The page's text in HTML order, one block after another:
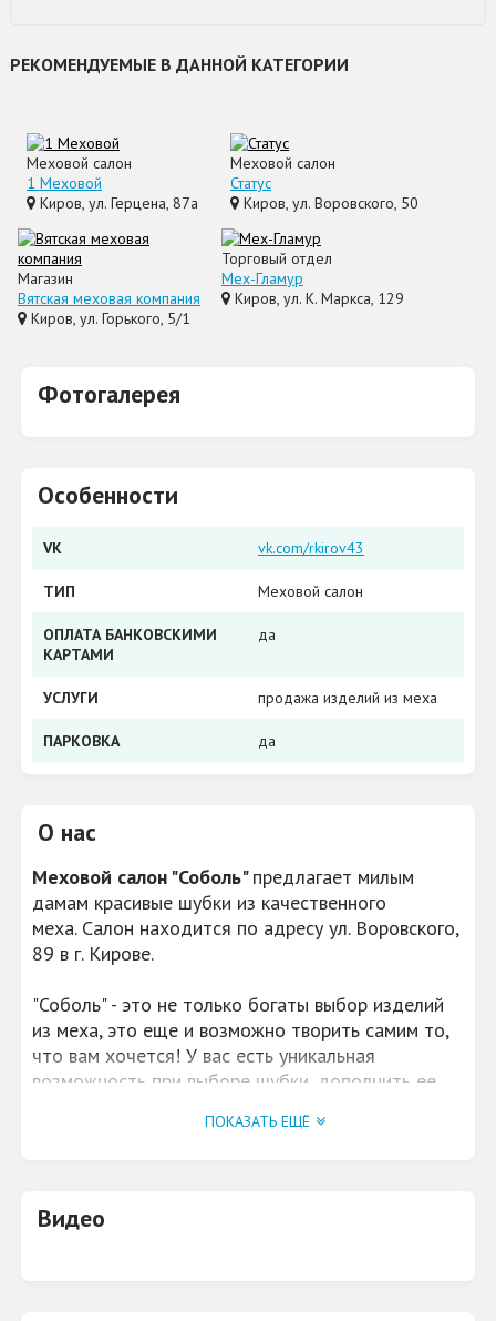
РЕКОМЕНДУЕМЫЕ В ДАННОЙ КАТЕГОРИИ
Меховой салон
1 Меховой
Киров, ул. Герцена, 87а
Меховой салон
Статус
Киров, ул. Воровского, 50
Магазин
Вятская меховая компания
Киров, ул. Горького, 5/1
Торговый отдел
Мех-Гламур
Киров, ул. К. Маркса, 129
Фотогалерея
Особенности
VK vk.com/rkirov43
ТИП Меховой салон
ОПЛАТА БАНКОВСКИМИ
КАРТАМИ
да
УСЛУГИ продажа изделий из меха
ПАРКОВКА да
О нас
Меховой салон "Соболь"предлагает милым
дамам красивые шубки из качественного
меха. Салон находится по адресу ул. Воровского,
89 в г. Кирове.
"Соболь" - это не только богаты выбор изделий
из меха, это еще и возможно творить самим то,
что вам хочется! У вас есть уникальная
возможность при выборе шубки, дополнить ее
компания сошьет вам ее в кратчайшие сроки!
покупок в меховом салоне "Соболь"!
ПОКАЗАТЬ ЕЩЁ
Видео